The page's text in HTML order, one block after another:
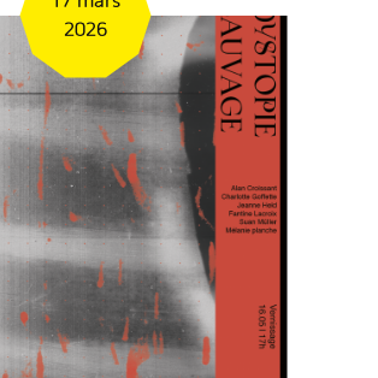
2026